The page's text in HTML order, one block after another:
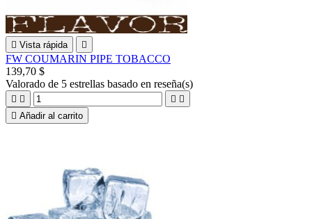
 Vista rápida 
FW COUMARIN PIPE TOBACCO
139,70 $
Valorado de 5 estrellas basado en reseña(s)
   
 Añadir al carrito